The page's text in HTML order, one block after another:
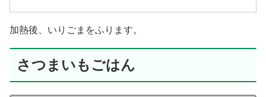
加熱後、いりごまをふります。
さつまいもごはん